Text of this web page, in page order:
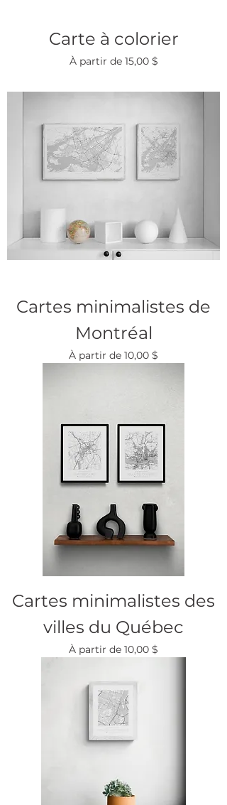
Carte à colorier
À partir de 15,00 $
Prix promotionnel
Cartes minimalistes de
Montréal
À partir de 10,00 $
Prix promotionnel
Cartes minimalistes des
villes du Québec
À partir de 10,00 $
Prix promotionnel